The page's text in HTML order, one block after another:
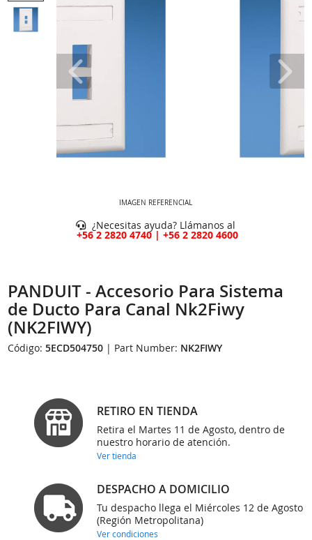
IMAGEN REFERENCIAL
¿Necesitas ayuda? Llámanos al
+56 2 2820 4740 | +56 2 2820 4600
PANDUIT - Accesorio Para Sistema
de Ducto Para Canal Nk2Fiwy
(NK2FIWY)
Código:5ECD504750 | Part Number: NK2FIWY
RETIRO EN TIENDA
Retira el Martes 11 de Agosto, dentro de
nuestro horario de atención.
Ver tienda
DESPACHO A DOMICILIO
Tu despacho llega el Miércoles 12 de Agosto
(Región Metropolitana)
Ver condiciones